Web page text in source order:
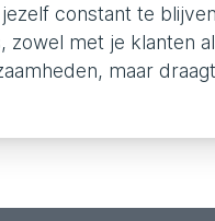
constant te
zowel met je klanten
maar